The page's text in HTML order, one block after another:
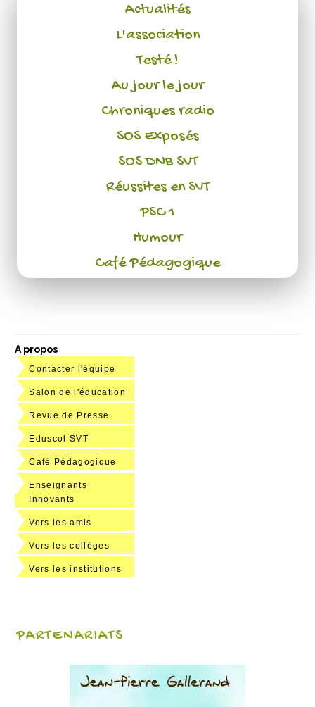
Actualités
L'association
Testé !
Au jour le jour
Chroniques radio
SOS Exposés
SOS DNB SVT
Réussites en SVT
PSC 1
Humour
Café Pédagogique
A propos
Contacter l'équipe
Salon de l'éducation
Revue de Presse
Eduscol SVT
Café Pédagogique
Enseignants
Innovants
Vers les amis
Vers les collèges
Vers les institutions
PARTENARIATS